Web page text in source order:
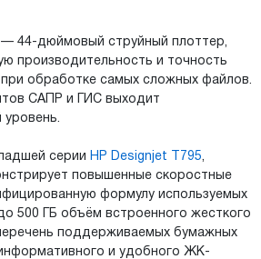
— 44-дюймовый струйный плоттер,
производительность и точность
обработке самых сложных файлов.
САПР и ГИС выходит
уровень.
серии HP Designjet T795,
повышенные скоростные
формулу используемых
500 ГБ объём встроенного жесткого
поддерживаемых бумажных
и удобного ЖК-